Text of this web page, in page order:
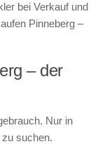
bei Verkauf und
Pinneberg –
– der
Nur in
suchen.